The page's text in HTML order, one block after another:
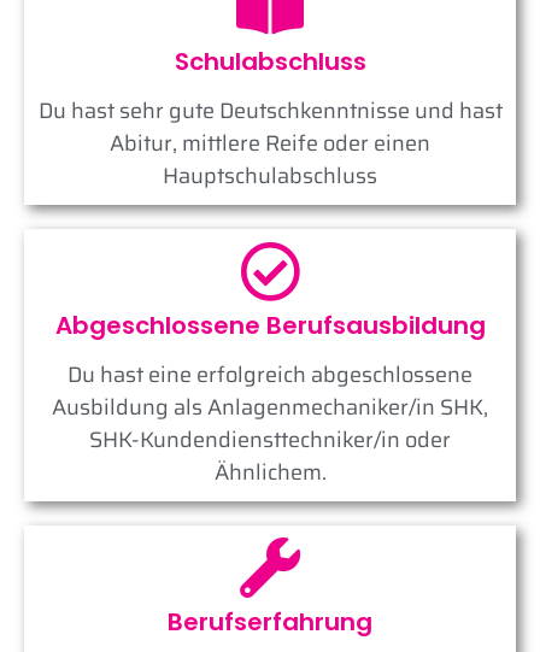
Schulabschluss
Du hast sehr gute Deutschkenntnisse und hast
Abitur, mittlere Reife oder einen
Hauptschulabschluss
Abgeschlossene Berufsausbildung
Du hast eine erfolgreich abgeschlossene
Ausbildung als Anlagenmechaniker/in SHK,
SHK-Kundendiensttechniker/in​ oder
Ähnlichem.
Berufserfahrung